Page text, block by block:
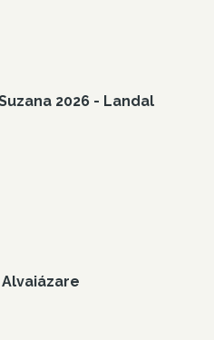
2026 - Landal